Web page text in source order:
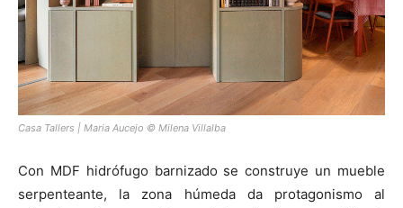
Casa Tallers | Maria Aucejo © Milena Villalba
Con MDF hidrófugo barnizado se construye un mueble
serpenteante, la zona húmeda da protagonismo al